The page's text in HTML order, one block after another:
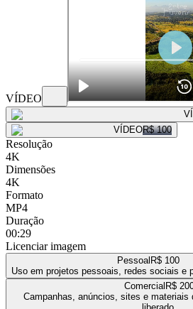
VÍDEO
VÍDEOR$ 100
Resolução
4K
Dimensões
4K
Formato
MP4
Duração
00:29
Licenciar imagem
Pessoal R$ 100
Uso em projetos pessoais, redes sociais e
Comercial R$
Campanhas, anúncios, sites e materiais